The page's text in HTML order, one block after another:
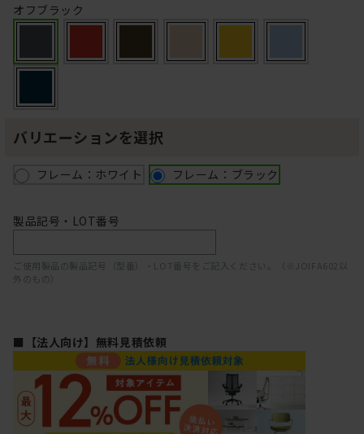
オフブラック
バリエーションを選択
フレーム：ホワイト フレーム：ブラック
製品記号・LOT番号
ご使用製品の製品記号（型番）・LOT番号をご記入ください。（※JOIFA602以
外のもの）
■【法人向け】無料見積依頼